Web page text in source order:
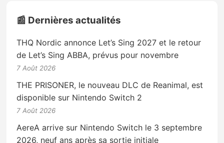
📰 Dernières actualités
THQ Nordic annonce Let’s Sing 2027 et le retour
de Let’s Sing ABBA, prévus pour novembre
7 Août 2026
THE PRISONER, le nouveau DLC de Reanimal, est
disponible sur Nintendo Switch 2
7 Août 2026
AereA arrive sur Nintendo Switch le 3 septembre
2026, neuf ans après sa sortie initiale